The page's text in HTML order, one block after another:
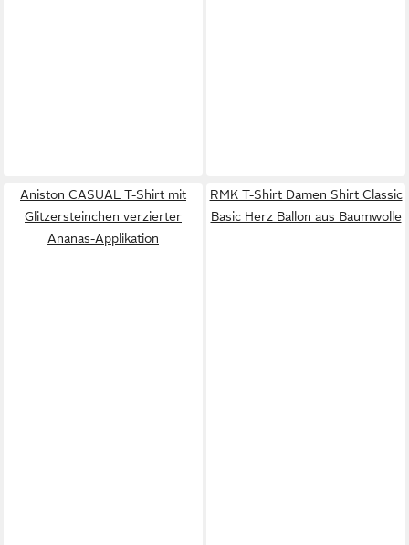
Aniston CASUAL T-Shirt mit
Glitzersteinchen verzierter
Ananas-Applikation
RMK T-Shirt Damen Shirt Classic
Basic Herz Ballon aus Baumwolle